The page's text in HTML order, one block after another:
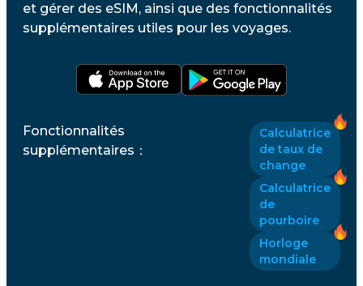
et gérer des eSIM, ainsi que des fonctionnalités
supplémentaires utiles pour les voyages.
Fonctionnalités
supplémentaires ：
Calculatrice
de taux de
change
Calculatrice
de
pourboire
Horloge
mondiale